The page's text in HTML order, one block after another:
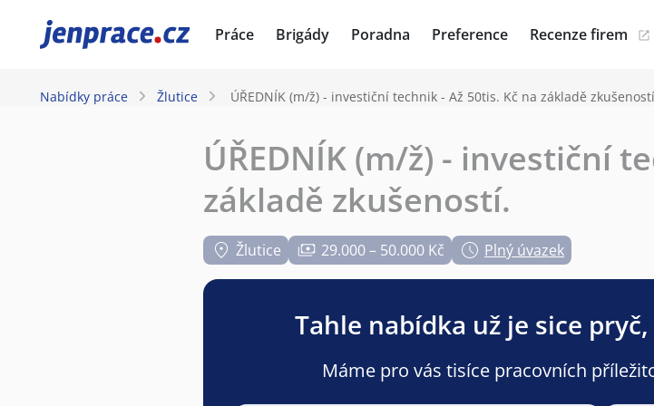
JenPráce.cz Práce Brigády Poradna Preference Recenze firem
Nabídky práce Žlutice ÚŘEDNÍK (m/ž) - investiční technik - Až 50tis. Kč na základě
ÚŘEDNÍK (m/ž) - investiční
základě zkušeností.
Žlutice 29.000 – 50.000 Kč Plný úvazek
Tahle nabídka už je sice
Máme pro vás tisíce pracovních